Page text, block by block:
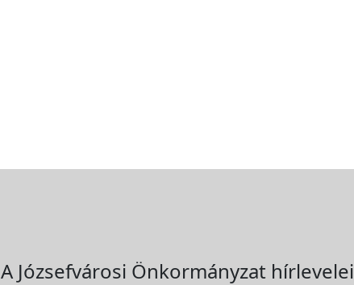
A Józsefvárosi Önkormányzat hírlevelei